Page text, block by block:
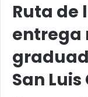
Ruta de
entrega
San